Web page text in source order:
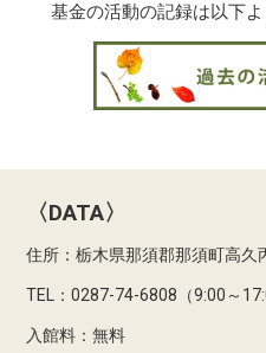
基金の活動の記録は以下よ
〈DATA〉
住所：栃木県那須郡那須町高久
TEL：0287-74-6808（9:00～
入館料：無料